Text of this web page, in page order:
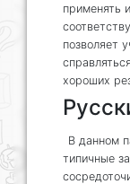
применять
позволяет
хороших
В данном
типичные